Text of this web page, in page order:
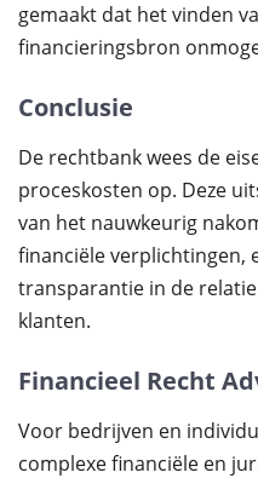
gemaakt dat het vinden
financieringsbron
Conclusie
De rechtbank wees de
proceskosten op. Deze
van het nauwkeurig
financiële verplichtingen,
transparantie in de
klanten.
Financieel Recht
Voor bedrijven en
complexe financiële en